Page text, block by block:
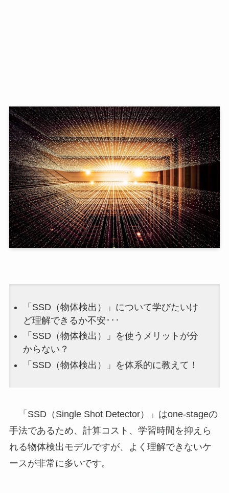
「SSD（物体検出）」について学びたいけ
ど理解できるか不安･･･
「SSD（物体検出）」を使うメリットが分
からない？
「SSD（物体検出）」を体系的に教えて！
「SSD（Single Shot Detector）」はone-stageの
手法であるため、計算コスト、学習時間を抑えら
れる物体検出モデルですが、よく理解できないケ
ースが非常に多いです。